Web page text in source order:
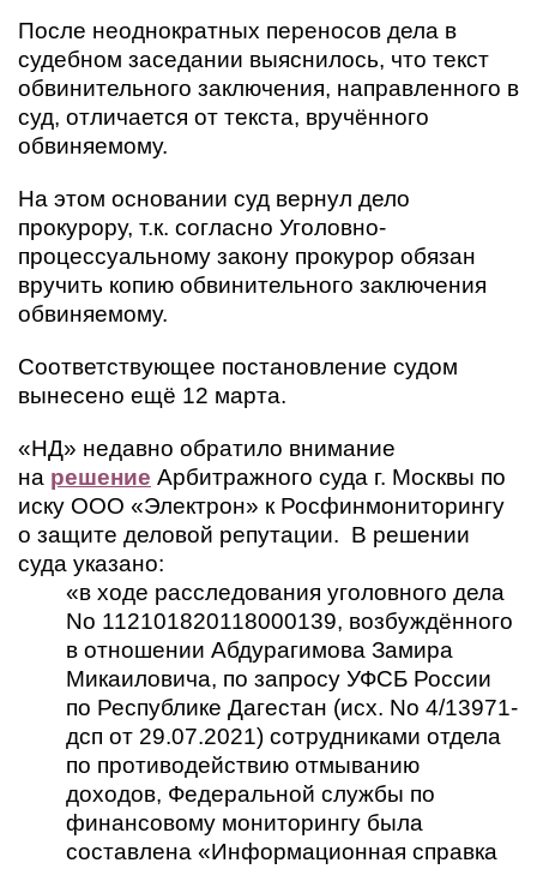
После неоднократных переносов дела в
судебном заседании выяснилось, что текст
обвинительного заключения, направленного в
суд, отличается от текста, вручённого
обвиняемому.
На этом основании суд вернул дело
прокурору, т.к. согласно Уголовно-
процессуальному закону прокурор обязан
вручить копию обвинительного заключения
обвиняемому.
Соответствующее постановление судом
вынесено ещё 12 марта.
«НД» недавно обратило внимание
на решение Арбитражного суда г. Москвы по
иску ООО «Электрон» к Росфинмониторингу
о защите деловой репутации. В решении
суда указано:
«в ходе расследования уголовного дела
No 112101820118000139, возбуждённого
в отношении Абдурагимова Замира
Микаиловича, по запросу УФСБ России
по Республике Дагестан (исх. No 4/13971-
дсп от 29.07.2021) сотрудниками отдела
по противодействию отмыванию
доходов, Федеральной службы по
финансовому мониторингу была
составлена «Информационная справка